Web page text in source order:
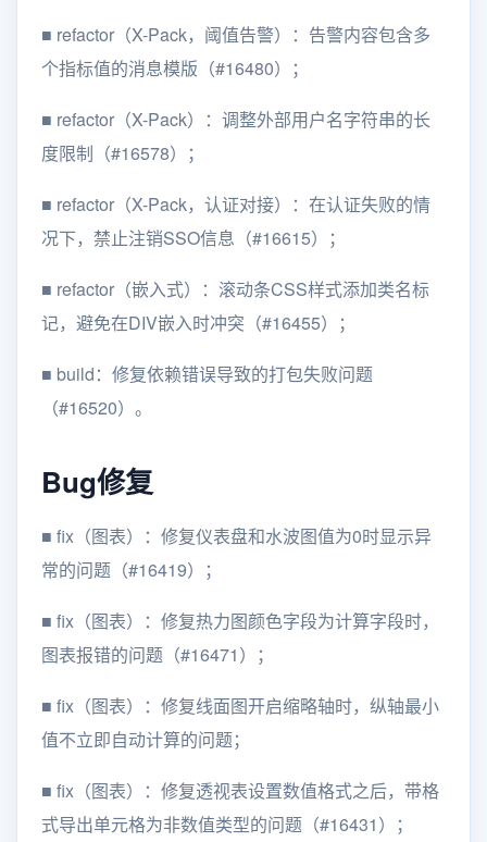
■ refactor（X-Pack，阈值告警）：告警内容包含多
个指标值的消息模版（#16480）；
■ refactor（X-Pack）：调整外部用户名字符串的长
度限制（#16578）；
■ refactor（X-Pack，认证对接）：在认证失败的情
况下，禁止注销SSO信息（#16615）；
■ refactor（嵌入式）：滚动条CSS样式添加类名标
记，避免在DIV嵌入时冲突（#16455）；
■ build：修复依赖错误导致的打包失败问题
（#16520）。
Bug修复
■ fix（图表）：修复仪表盘和水波图值为0时显示异
常的问题（#16419）；
■ fix（图表）：修复热力图颜色字段为计算字段时，
图表报错的问题（#16471）；
■ fix（图表）：修复线面图开启缩略轴时，纵轴最小
值不立即自动计算的问题；
■ fix（图表）：修复透视表设置数值格式之后，带格
式导出单元格为非数值类型的问题（#16431）；